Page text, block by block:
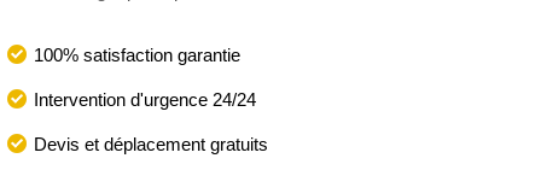
100% satisfaction garantie
Intervention d'urgence 24/24
Devis et déplacement gratuits